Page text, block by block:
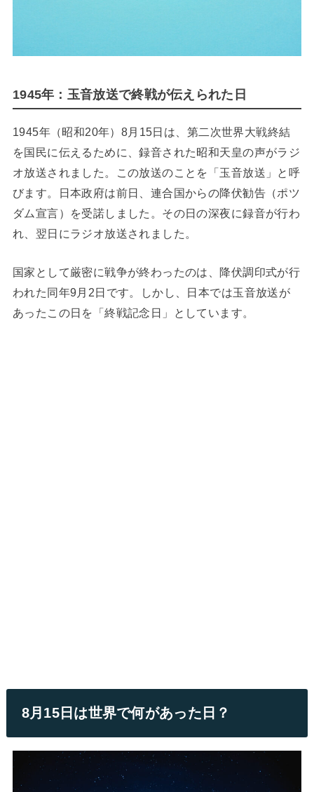
1945年：玉音放送で終戦が伝えられた日
1945年（昭和20年）8月15日は、第二次世界大戦終結
を国民に伝えるために、録音された昭和天皇の声がラジ
オ放送されました。この放送のことを「玉音放送」と呼
びます。日本政府は前日、連合国からの降伏勧告（ポツ
ダム宣言）を受諾しました。その日の深夜に録音が行わ
れ、翌日にラジオ放送されました。
国家として厳密に戦争が終わったのは、降伏調印式が行
われた同年9月2日です。しかし、日本では玉音放送が
あったこの日を「終戦記念日」としています。
8月15日は世界で何があった日？